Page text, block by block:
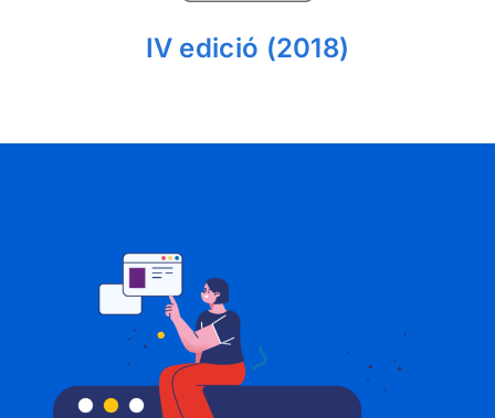
IV edició (2018)